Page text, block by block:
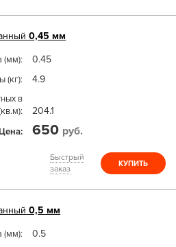
0,45 мм
(мм) 0.45
(кг) 4.9
в
204.1
650 руб.
Быстрый
заказ
КУПИТЬ
0,5 мм
(мм) 0.5